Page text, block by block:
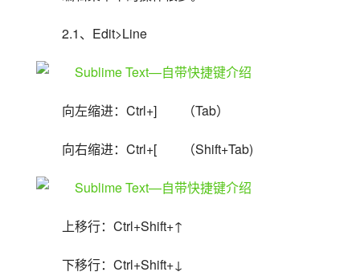
2.1、Edit>Line
向左缩进：Ctrl+]　　（Tab）
向右缩进：Ctrl+[　　（Shift+Tab)
上移行：Ctrl+Shift+↑
下移行：Ctrl+Shift+↓